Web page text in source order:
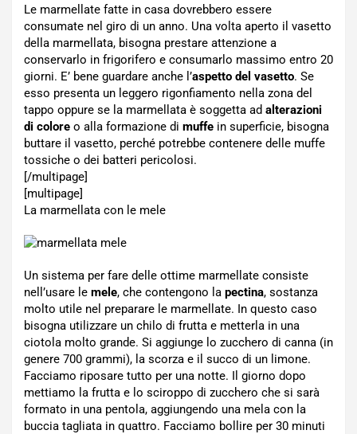
Le marmellate fatte in casa dovrebbero essere
consumate nel giro di un anno. Una volta aperto il vasetto
della marmellata, bisogna prestare attenzione a
conservarlo in frigorifero e consumarlo massimo entro 20
giorni. E’ bene guardare anche l’aspetto del vasetto. Se
esso presenta un leggero rigonfiamento nella zona del
tappo oppure se la marmellata è soggetta ad alterazioni
di colore o alla formazione di muffe in superficie, bisogna
buttare il vasetto, perché potrebbe contenere delle muffe
tossiche o dei batteri pericolosi.
[/multipage]
[multipage]
La marmellata con le mele
Un sistema per fare delle ottime marmellate consiste
nell’usare le mele, che contengono la pectina, sostanza
molto utile nel preparare le marmellate. In questo caso
bisogna utilizzare un chilo di frutta e metterla in una
ciotola molto grande. Si aggiunge lo zucchero di canna (in
genere 700 grammi), la scorza e il succo di un limone.
Facciamo riposare tutto per una notte. Il giorno dopo
mettiamo la frutta e lo sciroppo di zucchero che si sarà
formato in una pentola, aggiungendo una mela con la
buccia tagliata in quattro. Facciamo bollire per 30 minuti